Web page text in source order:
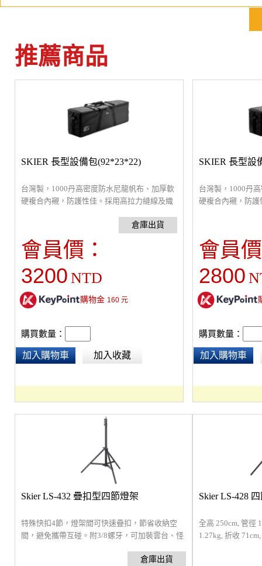
推薦商品
SKIER 長型設備包(92*23*22)
台灣製，1000丹高密度防水尼龍帆布、加厚軟
硬複合內襯，防護性佳。採用高拉力縫線及織
可加鎖，提高其安全性 。可放下3盞600W左右
閃燈、LED燈，燈架及無影罩等附件。
會員價：
3200 NTD
購物金 160元
購買數量：
加入購物車 加入收藏
SKIER 長型設
台灣製，1000丹
硬複合內襯，防
閃燈、LED燈，
會員
2800
購買數量：
加入購物車
Skier LS-432 疊扣型四節燈架
特殊快扣4節，燈架間可快速疊扣，節省收納空
間，避免攜帶互碰。附3/8螺牙，可加裝雲台、怪
79cm , 自重 1.4kg, 折收 75cm, 載重 8 kg。
Skier LS-428
全高 250cm, 管徑
1.27kg, 折收